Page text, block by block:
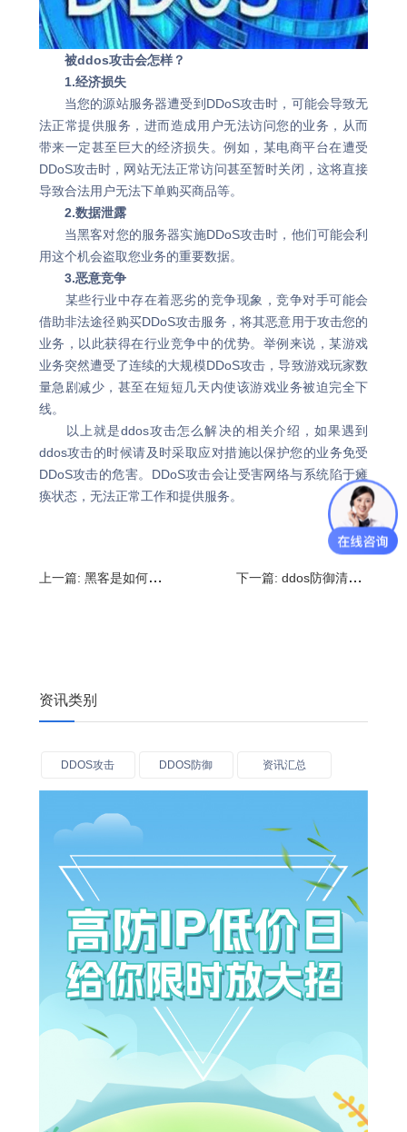
被ddos攻击会怎样？
1.经济损失
当您的源站服务器遭受到DDoS攻击时，可能会导致无
法正常提供服务，进而造成用户无法访问您的业务，从而
带来一定甚至巨大的经济损失。例如，某电商平台在遭受
DDoS攻击时，网站无法正常访问甚至暂时关闭，这将直接
导致合法用户无法下单购买商品等。
2.数据泄露
当黑客对您的服务器实施DDoS攻击时，他们可能会利
用这个机会盗取您业务的重要数据。
3.恶意竞争
某些行业中存在着恶劣的竞争现象，竞争对手可能会
借助非法途径购买DDoS攻击服务，将其恶意用于攻击您的
业务，以此获得在行业竞争中的优势。举例来说，某游戏
业务突然遭受了连续的大规模DDoS攻击，导致游戏玩家数
量急剧减少，甚至在短短几天内使该游戏业务被迫完全下
线。
以上就是ddos攻击怎么解决的相关介绍，如果遇到
ddos攻击的时候请及时采取应对措施以保护您的业务免受
DDoS攻击的危害。DDoS攻击会让受害网络与系统陷于瘫
痪状态，无法正常工作和提供服务。
上一篇: 黑客是如何进行ddos攻击?ddos攻击的注意事项 下一篇:ddos防御清洗过程是怎么样的状态?遇到ddos攻击怎么防御
资讯类别
DDOS攻击 DDOS防御 资讯汇总